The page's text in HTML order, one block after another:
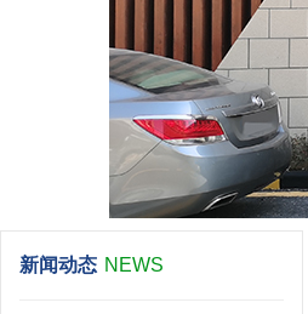
新闻动态 NEWS